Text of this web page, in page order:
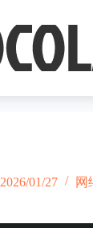
2026/01/27 网